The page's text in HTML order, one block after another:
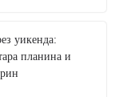
уикенда:
планина и